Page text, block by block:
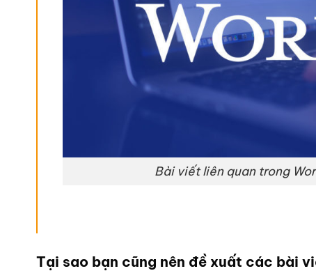
Bài viết liên quan trong
Tại sao bạn cũng nên đề xuất các bài